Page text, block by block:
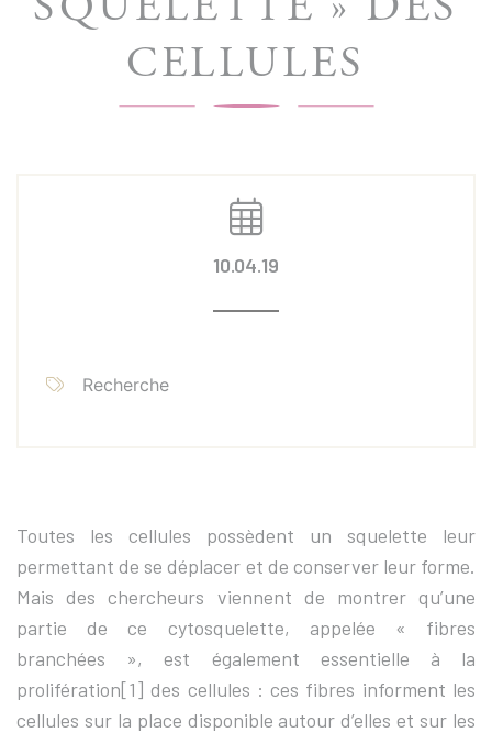
CELLULES
10.04.19
Recherche
Toutes les cellules possèdent un squelette leur
permettant de se déplacer et de conserver leur forme.
Mais des chercheurs viennent de montrer qu’une
partie de ce cytosquelette, appelée « fibres
branchées », est également essentielle à la
prolifération[1] des cellules : ces fibres informent les
cellules sur la place disponible autour d’elles et sur les